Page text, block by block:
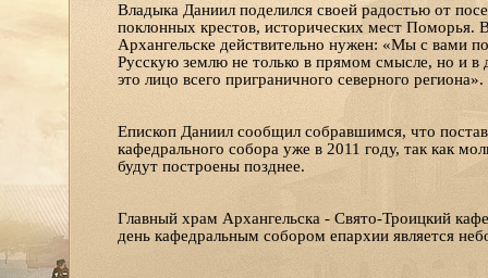
Владыка Даниил поделился своей радостью от
поклонных крестов, исторических мест Поморья.
Архангельске действительно нужен: «Мы с вами
Русскую землю не только в прямом смысле, но и в
это лицо всего приграничного северного региона».
Епископ Даниил сообщил собравшимся, что
кафедрального собора уже в 2011 году, так как
будут построены позднее.
Главный храм Архангельска - Свято-Троицкий
день кафедральным собором епархии является